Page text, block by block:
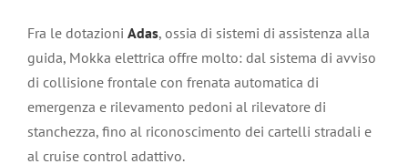
Fra le dotazioni Adas, ossia di sistemi di assistenza alla
guida, Mokka elettrica offre molto: dal sistema di avviso
di collisione frontale con frenata automatica di
emergenza e rilevamento pedoni al rilevatore di
stanchezza, fino al riconoscimento dei cartelli stradali e
al cruise control adattivo.